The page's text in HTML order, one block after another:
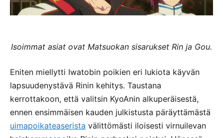
Isoimmat asiat ovat Matsuokan sisarukset Rin ja Gou.
Eniten miellytti Iwatobin poikien eri lukiota käyvän
lapsuudenystävä Rinin kehitys. Taustana
kerrottakoon, että valitsin KyoAnin alkuperäisestä,
ennen ensimmäisen kauden julkistusta päräyttämästä
uimapoikateaserista välittömästi iloisesti virnuilevan